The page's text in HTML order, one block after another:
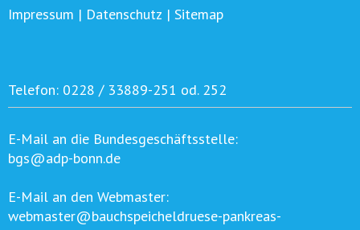
Impressum | Datenschutz | Sitemap
Telefon: 0228 / 33889-251 od. 252
E-Mail an die Bundesgeschäftsstelle:
bgs@adp-bonn.de
E-Mail an den Webmaster:
webmaster@bauchspeicheldruese-pankreas-